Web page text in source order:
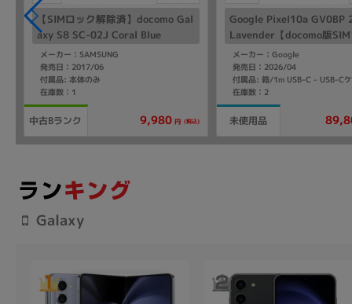
【SIMロック解除済】docomo Gal
axy S8 SC-02J Coral Blue
メーカー：SAMSUNG
発売日：2017/06
付属品: 本体のみ
在庫数：1
中古Bランク 9,980 円 (税込)
Google Pixel10a GV0BP
Lavender【docomo版SIM
ー】
メーカー：Google
発売日：2026/04
在庫数：2
未使用品
Galaxy